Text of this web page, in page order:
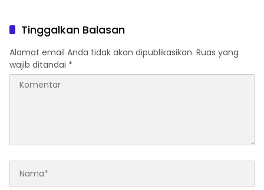
Tinggalkan Balasan
Alamat email Anda tidak akan dipublikasikan. Ruas yang
wajib ditandai *